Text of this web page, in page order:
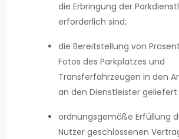
die Erbringung der
erforderlich sind;
die Bereitstellung von
Fotos des Parkplatzes und
Transferfahrzeugen in den
an den Dienstleister geliefert
ordnungsgemäße Erfüllung
Nutzer geschlossenen